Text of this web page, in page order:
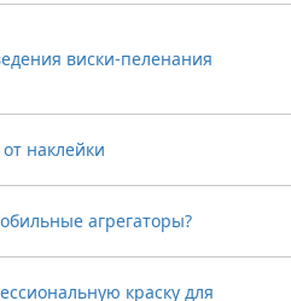
виски-пеленания
наклейки
агрегаторы?
краску для